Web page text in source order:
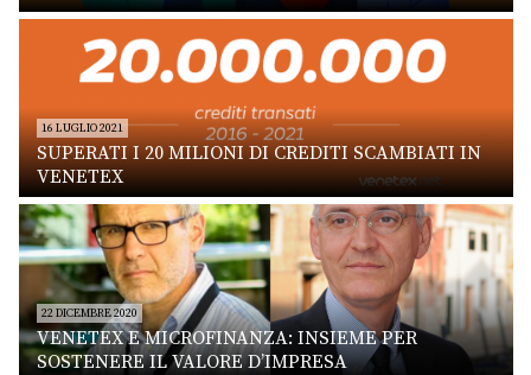
16 LUGLIO 2021
SUPERATI I 20 MILIONI DI CREDITI SCAMBIATI IN
VENETEX
22 DICEMBRE 2020
VENETEX E MICROFINANZA: INSIEME PER
SOSTENERE IL VALORE D’IMPRESA